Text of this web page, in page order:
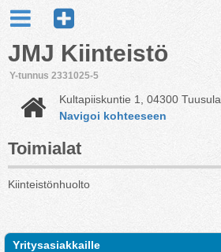
JMJ Kiinteistö
Y-tunnus 2331025-5
Kultapiiskuntie 1, 04300 Tuusula
Navigoi kohteeseen
Toimialat
Kiinteistönhuolto
Yritysasiakkaille